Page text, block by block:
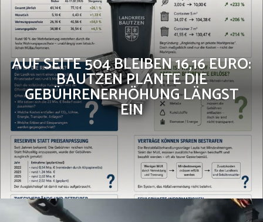
AUF SEITE 504 BLEIBEN 16,16 EURO:
BAUTZEN PLANTE DIE
GEBÜHRENERHÖHUNG LÄNGST
EIN